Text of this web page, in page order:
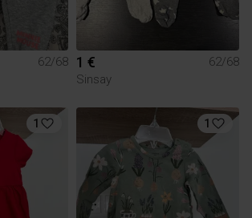
62/68
1 €
62/68
Sinsay
1 1